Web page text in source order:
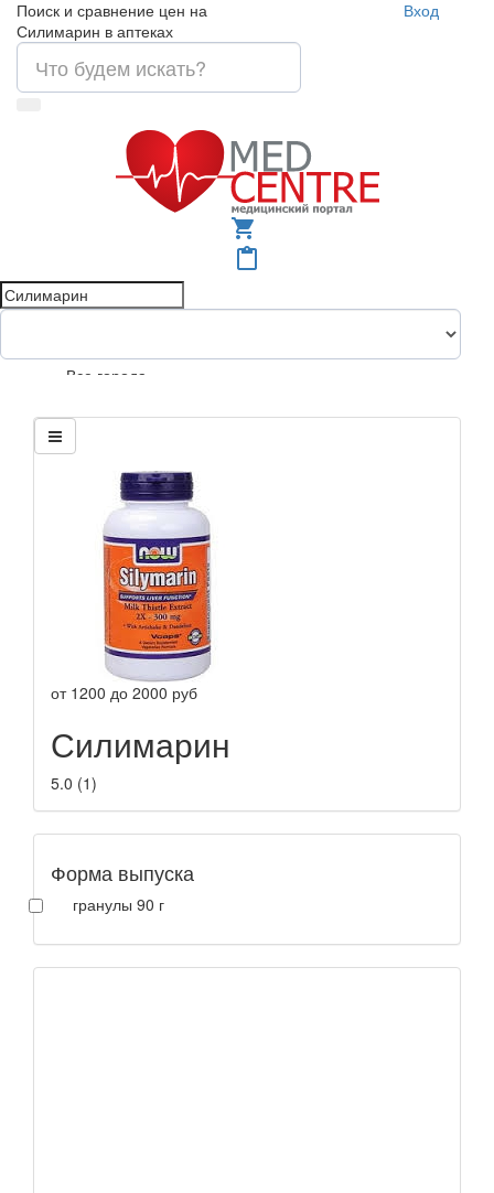
Поиск и сравнение цен на
Силимарин в аптеках
Вход
shopping_cart
content_paste
Все города
от 1200 до 2000 руб
Силимарин
5.0 (1)
Форма выпуска
гранулы 90 г